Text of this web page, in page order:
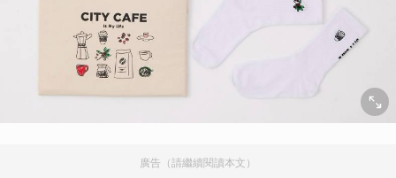
廣告（請繼續閱讀本文）